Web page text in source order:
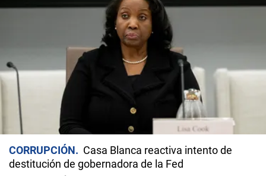
CORRUPCIÓN
Casa Blanca reactiva intento de
destitución de gobernadora de la Fed